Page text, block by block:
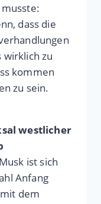
dass die
wirklich zu
kommen
zu sein.
westlicher
ist sich
Anfang
dem